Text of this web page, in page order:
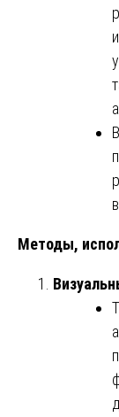
Методы,